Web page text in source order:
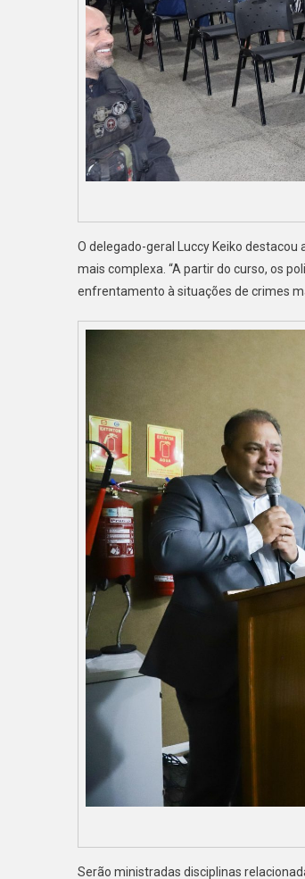
O delegado-geral Luccy Keiko
mais complexa. “A partir do curso, os
enfrentamento à situações de crimes
Serão ministradas disciplinas